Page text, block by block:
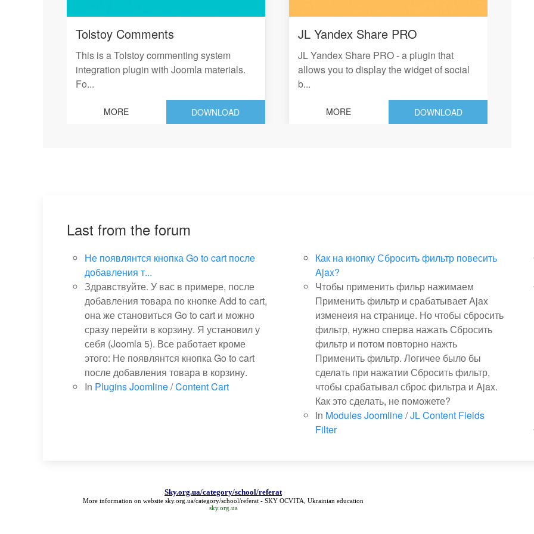
Tolstoy Comments
This is a Tolstoy commenting system
integration plugin with Joomla materials.
Fo...
MORE DOWNLOAD
JL Yandex Share PRO
JL Yandex Share PRO - a plugin that
allows you to display the widget of social
b...
MORE DOWNLOAD
Last from the forum
Не появлянтся кнопка Go to cart после
добавления т...
Здравствуйте. У вас в примере, после
добавления товара по кнопке Add to cart,
она же становиться Go to cart и можно
сразу перейти в корзину. Я установил у
себя (Joomla 5). Все работает кроме
этого: Не появлянтся кнопка Go to cart
после добавления товара в корзину.
In Plugins Joomline/Content Cart
Как на кнопку Сбросить фильтр повесить
Ajax?
Чтобы применить фильр нажимаем
Применить фильтр и срабатывает Ajax
изменеия на странице. Но чтобы сбросить
фильтр, нужно сперва нажать Сбросить
фильтр и потом повторно нажть
Применить фильтр. Логичее было бы
сделать при нажатии Сбросить фильтр,
чтобы срабатывал сброс фильтра и Ajax.
Как это сделать, не поможете?
In Modules Joomline/JL Content Fields
Filter
Sky.org.ua/category/school/referat
More information on website sky.org.ua/category/school/referat - SKY OCVITA, Ukrainian education
sky.org.ua